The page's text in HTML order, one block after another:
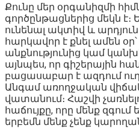
Քունը մեր օրգանիզմի
գործընթացներից մեկն է։
ունենալ ակտիվ և
հարկավոր է քնել ամեն
անքնությունից կամ
այնպես, որ գիշերային
բացասաբար է ազդում
Անգամ առողջական
վատանում։ Հաշվի
հաճույքը, որը մենք
երբեմն մենք չենք